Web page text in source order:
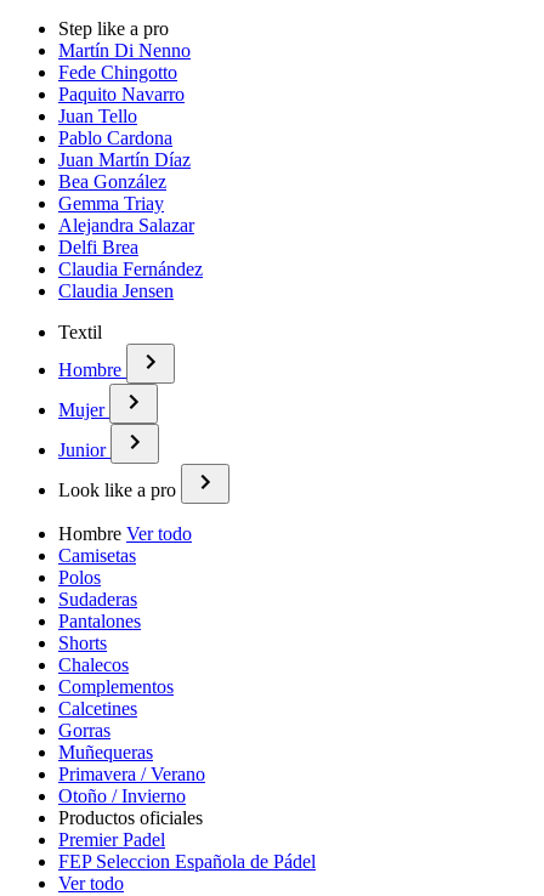
Step like a pro
Martín Di Nenno
Fede Chingotto
Paquito Navarro
Juan Tello
Pablo Cardona
Juan Martín Díaz
Bea González
Gemma Triay
Alejandra Salazar
Delfi Brea
Claudia Fernández
Claudia Jensen
Textil
Hombre
Mujer
Junior
Look like a pro
Hombre Ver todo
Camisetas
Polos
Sudaderas
Pantalones
Shorts
Chalecos
Complementos
Calcetines
Gorras
Muñequeras
Primavera / Verano
Otoño / Invierno
Productos oficiales
Premier Padel
FEP Seleccion Española de Pádel
Ver todo